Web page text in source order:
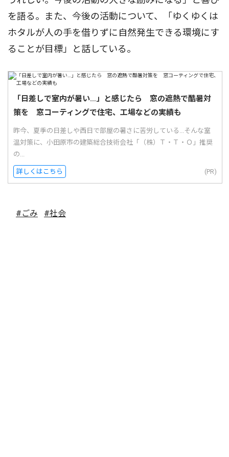
を語る。また、今後の活動について、「ゆくゆくは
ホタルが人の手を借りずに自然発生できる環境にす
ることが目標」と話している。
「日差しで室内が暑い…」と感じたら 窓の遮熱で酷暑対
策を 窓コーティングで住宅、工場などの実績も
昨今、夏季の日差しや西日で部屋の暑さに苦労している...そんな室
温対策に、小田原市の建築総合技術会社「（株）Ｔ・Ｔ・Ｏ」推奨
の...
詳しくはこちら (PR)
#ごみ #社会